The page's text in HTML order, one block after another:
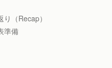
（Recap）
準備